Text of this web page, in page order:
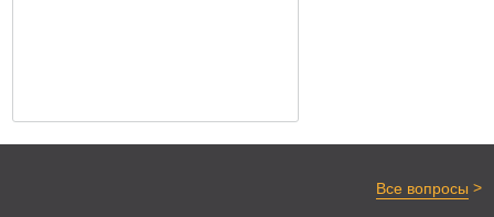
Все вопросы >